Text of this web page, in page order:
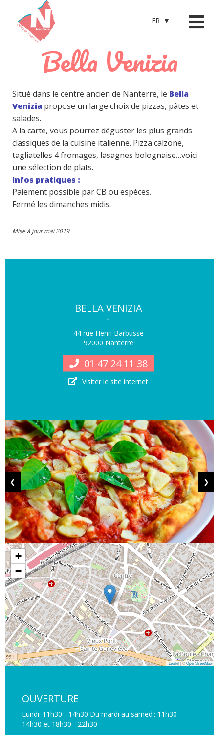
FR
Bella Venizia
Situé dans le centre ancien de Nanterre, le Bella
Venizia propose un large choix de pizzas, pâtes et
salades.
A la carte, vous pourrez déguster les plus grands
classiques de la cuisine italienne. Pizza calzone,
tagliatelles 4 fromages, lasagnes bolognaise…voici
une sélection de plats.
Infos pratiques :
Paiement possible par CB ou espèces.
Fermé les dimanches midis.
Mise à jour mai 2019
BELLA VENIZIA
-
44 rue Henri Barbusse
92000 Nanterre
01 47 24 11 38
Visiter le site internet
❮ ❯
+
−
Leaflet| ©OpenStreetMap
OUVERTURE
Lundi: 11h30 - 14h30 Du mardi au samedi: 11h30 -
14h30 et 18h30 - 22h30